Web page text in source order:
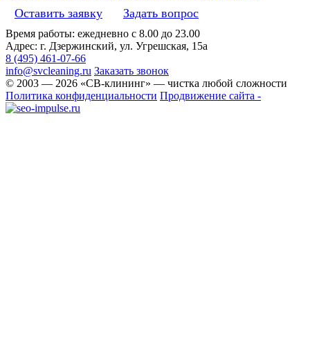
Оставить заявку Задать вопрос
Время работы: ежедневно с 8.00 до 23.00
Адрес: г. Дзержинский, ул. Угрешская, 15а
8 (495) 461-07-66
info@svcleaning.ru Заказать звонок
© 2003 — 2026 «СВ-клининг» — чистка любой сложности
Политика конфиденциальности Продвижение сайта -